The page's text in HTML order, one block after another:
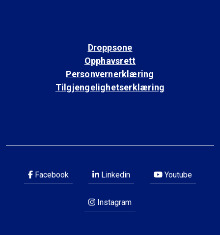
Droppsone
Opphavsrett
Personvernerklæring
Tilgjengelighetserklæring
Facebook Linkedin Youtube
Instagram